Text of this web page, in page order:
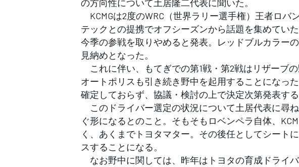
フォーミュラE
の方向性について土居隆二代表に聞いた。
KCMGは2度のWRC（世界ラリー選手権）王者ロバ
テックとの提携でオフシーズンから話題を集めてい
今季の参戦を取りやめると発表。レッドブルカラー
見納めとなった。
これに伴い、もてぎでの第1戦・第2戦はリザーブ
オートポリスも引き続き野中を起用することになっ
確定しておらず、協議・検討の上で決定次第発表する
このドライバー選定の状況について土居代表に尋
ぐ形になるとのこと。そもそもロベンペラ自体、
く、あくまでトヨタマター。その後任としてシート
スすることになる。
なお野中に関しては、昨年はトヨタの育成ドライ